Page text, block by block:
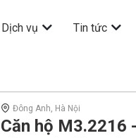
Dịch vụ Tin tức
Đông Anh, Hà Nội
Căn hộ M3.2216